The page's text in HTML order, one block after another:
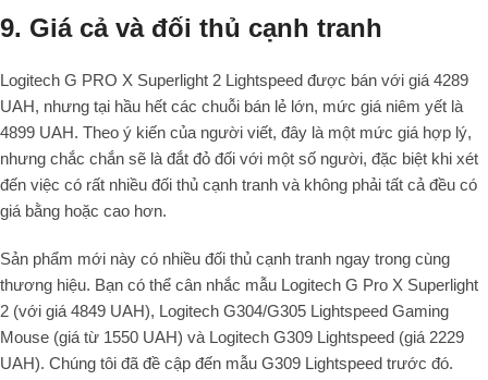
9. Giá cả và đối thủ cạnh tranh
Logitech G PRO X Superlight 2 Lightspeed được bán với giá 4289
UAH, nhưng tại hầu hết các chuỗi bán lẻ lớn, mức giá niêm yết là
4899 UAH. Theo ý kiến của người viết, đây là một mức giá hợp lý,
nhưng chắc chắn sẽ là đắt đỏ đối với một số người, đặc biệt khi xét
đến việc có rất nhiều đối thủ cạnh tranh và không phải tất cả đều có
giá bằng hoặc cao hơn.
Sản phẩm mới này có nhiều đối thủ cạnh tranh ngay trong cùng
thương hiệu. Bạn có thể cân nhắc mẫu Logitech G Pro X Superlight
2 (với giá 4849 UAH), Logitech G304/G305 Lightspeed Gaming
Mouse (giá từ 1550 UAH) và Logitech G309 Lightspeed (giá 2229
UAH). Chúng tôi đã đề cập đến mẫu G309 Lightspeed trước đó.